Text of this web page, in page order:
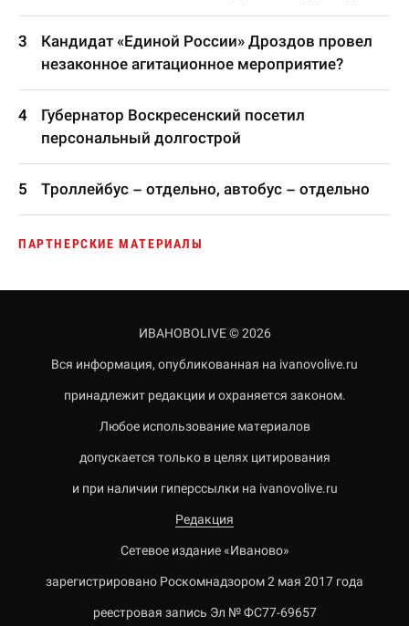
Кандидат «Единой России» Дроздов провел
незаконное агитационное мероприятие?
Губернатор Воскресенский посетил
персональный долгострой
Троллейбус – отдельно, автобус – отдельно
ПАРТНЕРСКИЕ МАТЕРИАЛЫ
ИВАНОВОLIVE © 2026
Вся информация, опубликованная на ivanovolive.ru
принадлежит редакции и охраняется законом.
Любое использование материалов
допускается только в целях цитирования
и при наличии гиперссылки на ivanovolive.ru
Редакция
Сетевое издание «Иваново»
зарегистрировано Роскомнадзором 2 мая 2017 года
реестровая запись Эл № ФС77-69657